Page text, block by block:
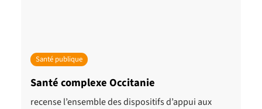
Santé publique
Santé complexe Occitanie
recense l’ensemble des dispositifs d’appui aux